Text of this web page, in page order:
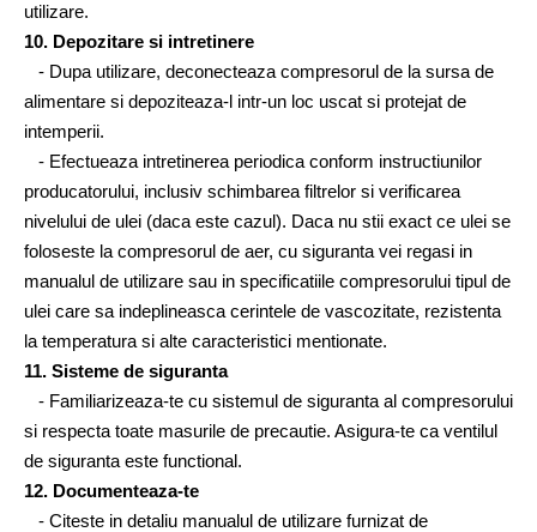
utilizare.
10. Depozitare si intretinere
- Dupa utilizare, deconecteaza compresorul de la sursa de
alimentare si depoziteaza-l intr-un loc uscat si protejat de
intemperii.
- Efectueaza intretinerea periodica conform instructiunilor
producatorului, inclusiv schimbarea filtrelor si verificarea
nivelului de ulei (daca este cazul). Daca nu stii exact ce ulei se
foloseste la compresorul de aer, cu siguranta vei regasi in
manualul de utilizare sau in specificatiile compresorului tipul de
ulei care sa indeplineasca cerintele de vascozitate, rezistenta
la temperatura si alte caracteristici mentionate.
11. Sisteme de siguranta
- Familiarizeaza-te cu sistemul de siguranta al compresorului
si respecta toate masurile de precautie. Asigura-te ca ventilul
de siguranta este functional.
12. Documenteaza-te
- Citeste in detaliu manualul de utilizare furnizat de